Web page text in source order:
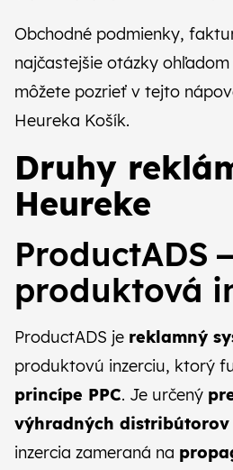
Obchodné podmienky,
najčastejšie otázky
môžete pozrieť v tejto
Heureka Košík.
Druhy
Heureke
ProductADS
produktová
​ProductADS je reklamný
produktovú inzerciu, ktorý
princípe PPC. Je určený
výhradných distribútorov
inzercia zameraná na